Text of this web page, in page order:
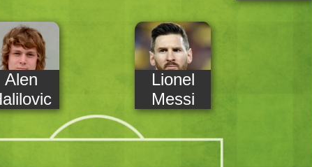
Alen
Lionel
Messi